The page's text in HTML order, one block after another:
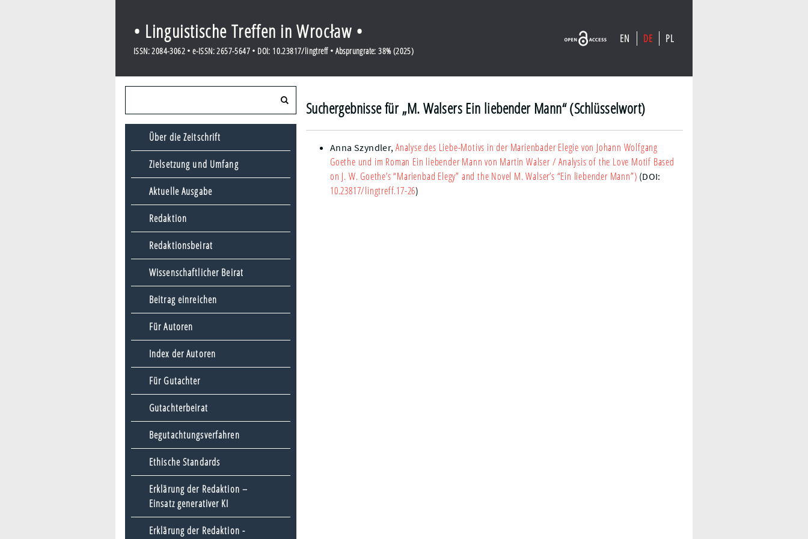
• Linguistische Treffen in Wrocław •
ISSN: 2084-3062 • e-ISSN: 2657-5647 • DOI: 10.23817/lingtreff • Absprungrate: 38% (2025)
EN DE PL
Über die Zeitschrift
Zielsetzung und Umfang
Aktuelle Ausgabe
Redaktion
Redaktionsbeirat
Wissenschaftlicher Beirat
Beitrag einreichen
Für Autoren
Index der Autoren
Für Gutachter
Gutachterbeirat
Begutachtungsverfahren
Ethische Standards
Erklärung der Redaktion –
Einsatz generativer KI
Erklärung der Redaktion -
Suchergebnisse für „M. Walsers Ein liebender Mann“ (Schlüsselwort)
Anna Szyndler,Analyse des Liebe-Motivs in der Marienbader Elegie von Johann Wolfgang
Goethe und im Roman Ein liebender Mann von Martin Walser/ Analysis of the Love Motif Based
on J. W. Goethe’s “Marienbad Elegy” and the Novel M. Walser’s “Ein liebender Mann”) (DOI:
10.23817/lingtreff.17-26)